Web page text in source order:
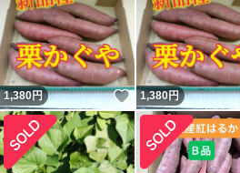
1,380円 いいね！
1,380円